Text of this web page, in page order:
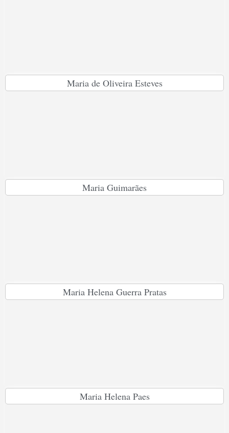
Maria de Oliveira Esteves
Maria Guimarães
Maria Helena Guerra Pratas
Maria Helena Paes